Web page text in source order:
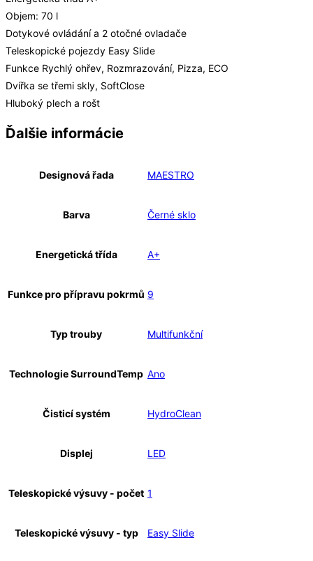
Objem: 70 l
Dotykové ovládání a 2 otočné ovladače
Teleskopické pojezdy Easy Slide
Funkce Rychlý ohřev, Rozmrazování, Pizza, ECO
Dvířka se třemi skly, SoftClose
Hluboký plech a rošt
Ďalšie informácie
Designová řada MAESTRO
Barva Černé sklo
Energetická třída A+
Funkce pro přípravu pokrmů 9
Typ trouby Multifunkční
Technologie SurroundTemp Ano
Čisticí systém HydroClean
Displej LED
Teleskopické výsuvy - počet 1
Teleskopické výsuvy - typ Easy Slide